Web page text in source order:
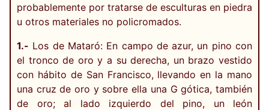
probablemente por tratarse de esculturas en piedra
u otros materiales no policromados.
1.- Los de Mataró: En campo de azur, un pino con
el tronco de oro y a su derecha, un brazo vestido
con hábito de San Francisco, llevando en la mano
una cruz de oro y sobre ella una G gótica, también
de oro; al lado izquierdo del pino, un león